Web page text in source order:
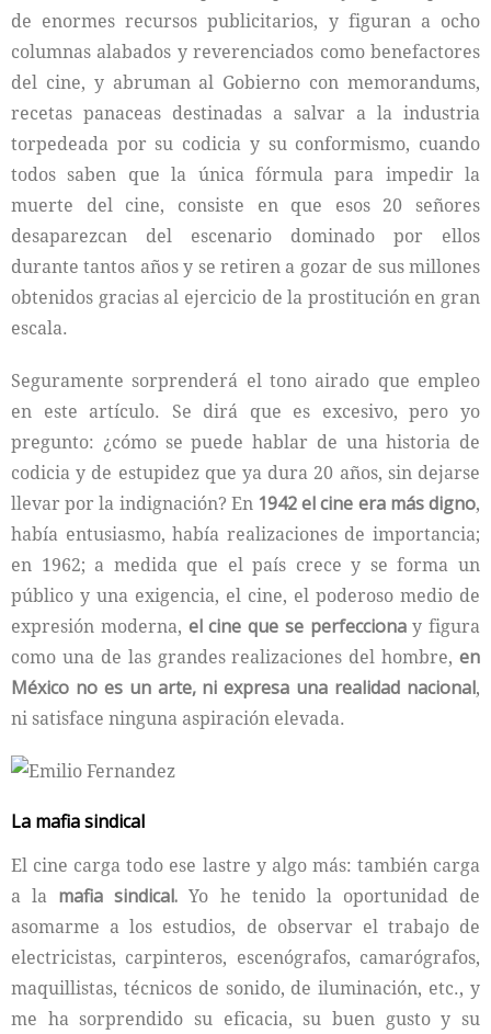
de enormes recursos publicitarios, y figuran a ocho
columnas alabados y reverenciados como benefactores
del cine, y abruman al Gobierno con memorandums,
recetas panaceas destinadas a salvar a la industria
torpedeada por su codicia y su conformismo, cuando
todos saben que la única fórmula para impedir la
muerte del cine, consiste en que esos 20 señores
desaparezcan del escenario dominado por ellos
durante tantos años y se retiren a gozar de sus millones
obtenidos gracias al ejercicio de la prostitución en gran
escala.
Seguramente sorprenderá el tono airado que empleo
en este artículo. Se dirá que es excesivo, pero yo
pregunto: ¿cómo se puede hablar de una historia de
codicia y de estupidez que ya dura 20 años, sin dejarse
llevar por la indignación? En 1942 el cine era más digno,
había entusiasmo, había realizaciones de importancia;
en 1962; a medida que el país crece y se forma un
público y una exigencia, el cine, el poderoso medio de
expresión moderna, el cine que se perfeccionay figura
como una de las grandes realizaciones del hombre, en
México no es un arte, ni expresa una realidad nacional,
ni satisface ninguna aspiración elevada.
La mafia sindical
El cine carga todo ese lastre y algo más: también carga
a la mafia sindical. Yo he tenido la oportunidad de
asomarme a los estudios, de observar el trabajo de
electricistas, carpinteros, escenógrafos, camarógrafos,
maquillistas, técnicos de sonido, de iluminación, etc., y
me ha sorprendido su eficacia, su buen gusto y su